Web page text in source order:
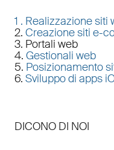
1 . Realizzazione siti
2. Creazione siti e-
3. Portali web
4. Gestionali web
5. Posizionamento
6. Sviluppo di apps
DICONO DI NOI